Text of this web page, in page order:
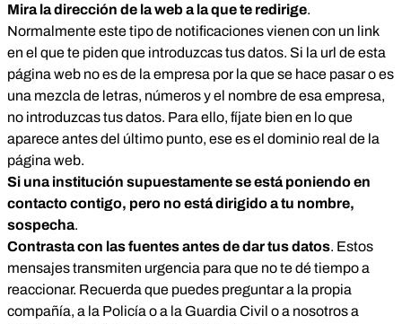
Mira la dirección de la web a la que te redirige.
Normalmente este tipo de notificaciones vienen con un link
en el que te piden que introduzcas tus datos. Si la url de esta
página web no es de la empresa por la que se hace pasar o es
una mezcla de letras, números y el nombre de esa empresa,
no introduzcas tus datos. Para ello, fíjate bien en lo que
aparece antes del último punto, ese es el dominio real de la
página web.
Si una institución supuestamente se está poniendo en
contacto contigo, pero no está dirigido a tu nombre,
sospecha.
Contrasta con las fuentes antes de dar tus datos. Estos
mensajes transmiten urgencia para que no te dé tiempo a
reaccionar. Recuerda que puedes preguntar a la propia
compañía, a la Policía o a la Guardia Civil o a nosotros a